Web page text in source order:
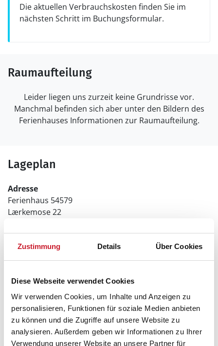
Zustimmung Details Über Cookies
Diese Webseite verwendet Cookies
Wir verwenden Cookies, um Inhalte und Anzeigen zu
personalisieren, Funktionen für soziale Medien anbieten
zu können und die Zugriffe auf unsere Website zu
analysieren. Außerdem geben wir Informationen zu Ihrer
Verwendung unserer Website an unsere Partner für
Die aktuellen Verbrauchskosten finden Sie im
nächsten Schritt im Buchungsformular.
Raumaufteilung
Leider liegen uns zurzeit keine Grundrisse vor.
Manchmal befinden sich aber unter den Bildern des
Ferienhauses Informationen zur Raumaufteilung.
Lageplan
Adresse
Ferienhaus 54579
Lærkemose 22
6470 Sydals